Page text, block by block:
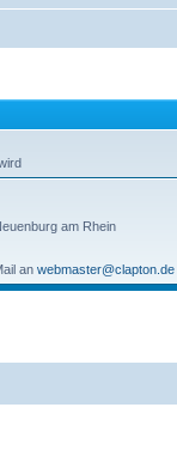
am Rhein
an webmaster@clapton.de